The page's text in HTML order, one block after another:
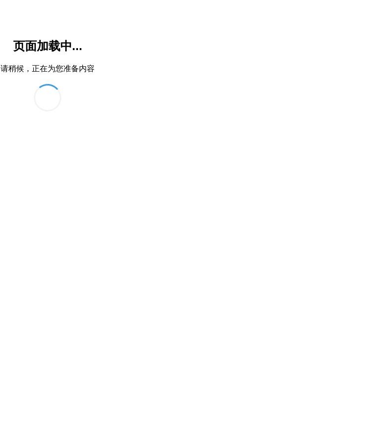
页面加载中...
请稍候，正在为您准备内容